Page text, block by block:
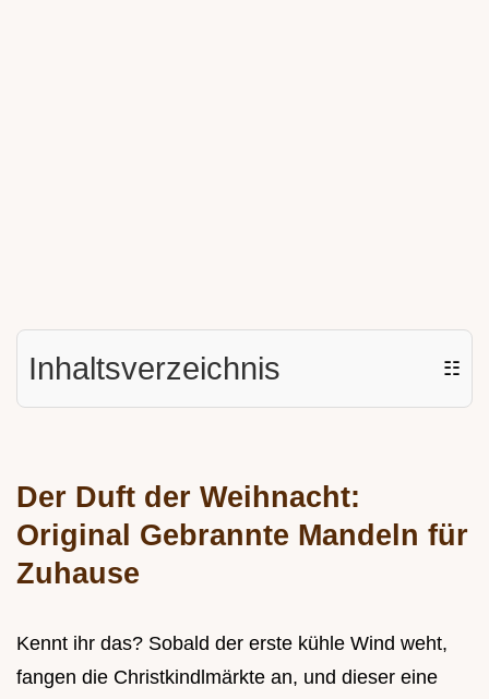
Inhaltsverzeichnis ☷
Der Duft der Weihnacht:
Original Gebrannte Mandeln für
Zuhause
Kennt ihr das? Sobald der erste kühle Wind weht,
fangen die Christkindlmärkte an, und dieser eine